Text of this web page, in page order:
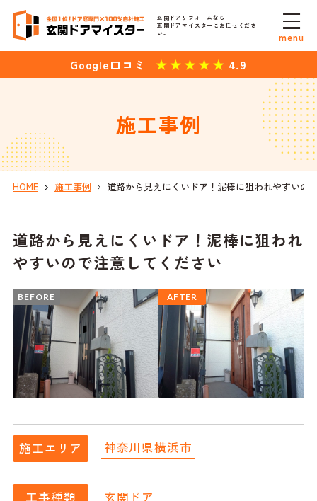
玄関ドアリフォ－ムなら
玄関ドアマイスターにお任せくださ
い。
Google口コミ 4.9
menu
施工事例
HOME 施工事例 道路から見えにくいドア！泥棒に狙われやすいの
道路から見えにくいドア！泥棒に狙われ
やすいので注意してください
BEFORE AFTER
施工エリア 神奈川県横浜市
工事種類 玄関ドア